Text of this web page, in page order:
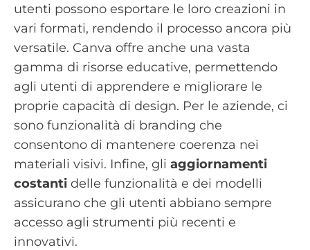
utenti possono esportare le loro creazioni in
vari formati, rendendo il processo ancora più
versatile. Canva offre anche una vasta
gamma di risorse educative, permettendo
agli utenti di apprendere e migliorare le
proprie capacità di design. Per le aziende, ci
sono funzionalità di branding che
consentono di mantenere coerenza nei
materiali visivi. Infine, gli aggiornamenti
costanti delle funzionalità e dei modelli
assicurano che gli utenti abbiano sempre
accesso agli strumenti più recenti e
innovativi.